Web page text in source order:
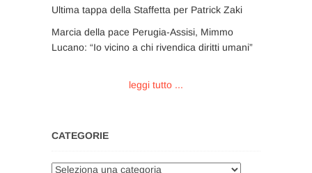
Ultima tappa della Staffetta per Patrick Zaki
Marcia della pace Perugia-Assisi, Mimmo
Lucano: “Io vicino a chi rivendica diritti umani”
leggi tutto ...
CATEGORIE
Categorie